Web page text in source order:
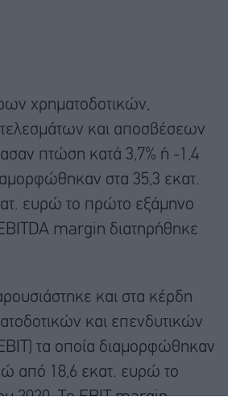
χρηματοδοτικών,
και αποσβέσεων
πτώση κατά 3,7% ή -1,4
στα 35,3 εκατ.
ευρώ το πρώτο εξάμηνο
margin διατηρήθηκε
και στα κέρδη
και επενδυτικών
τα οποία διαμορφώθηκαν
από 18,6 εκατ. ευρώ το